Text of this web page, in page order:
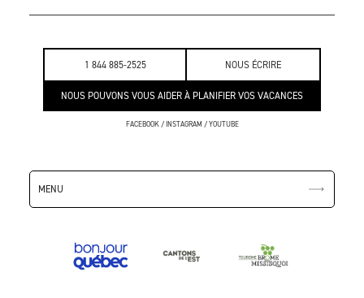
1 844 885-2525 NOUS ÉCRIRE
NOUS POUVONS VOUS AIDER À PLANIFIER VOS VACANCES
FACEBOOK/INSTAGRAM /YOUTUBE
MENU